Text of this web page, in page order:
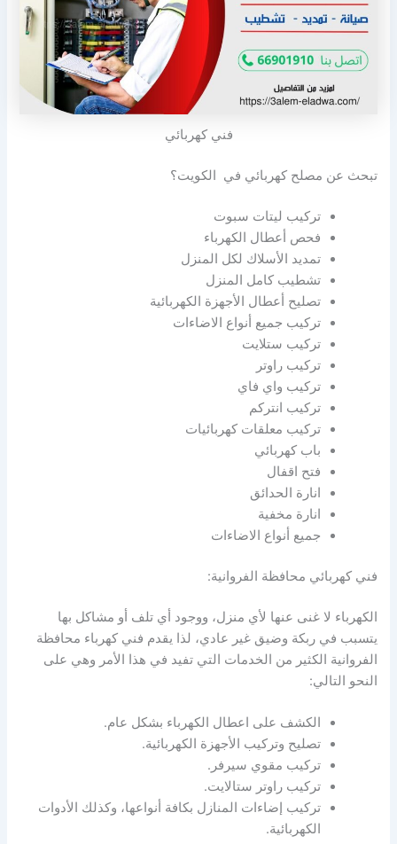
فني كهربائي
تبحث عن مصلح كهربائي في الكويت؟
تركيب ليتات سبوت
فحص أعطال الكهرباء
تمديد الأسلاك لكل المنزل
تشطيب كامل المنزل
تصليح أعطال الأجهزة الكهربائية
تركيب جميع أنواع الاضاءات
تركيب ستلايت
تركيب راوتر
تركيب واي فاي
تركيب انتركم
تركيب معلقات كهربائيات
باب كهربائي
فتح اقفال
انارة الحدائق
انارة مخفية
جميع أنواع الاضاءات
فني كهربائي محافظة الفروانية:
الكهرباء لا غنى عنها لأي منزل، ووجود أي تلف أو مشاكل بها
يتسبب في ربكة وضيق غير عادي، لذا يقدم فني كهرباء محافظة
الفروانية الكثير من الخدمات التي تفيد في هذا الأمر وهي على
النحو التالي:
الكشف على اعطال الكهرباء بشكل عام.
تصليح وتركيب الأجهزة الكهربائية.
تركيب مقوي سيرفر.
تركيب راوتر ستالايت.
تركيب إضاءات المنازل بكافة أنواعها، وكذلك الأدوات
الكهربائية.